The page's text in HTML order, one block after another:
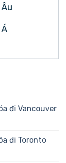
đi Vancouver
đi Toronto